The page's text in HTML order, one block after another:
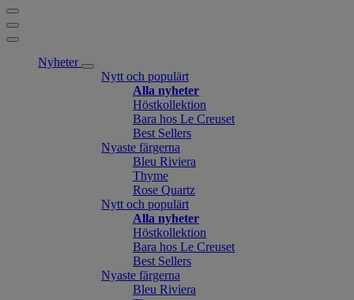
Nyheter
Nytt och populärt
Alla nyheter
Höstkollektion
Bara hos Le Creuset
Best Sellers
Nyaste färgerna
Bleu Riviera
Thyme
Rose Quartz
Nytt och populärt
Alla nyheter
Höstkollektion
Bara hos Le Creuset
Best Sellers
Nyaste färgerna
Bleu Riviera